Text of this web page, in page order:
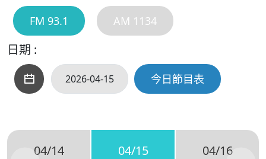
FM 93.1 AM 1134
日期 :
今日節目表
04/14 04/15 04/16